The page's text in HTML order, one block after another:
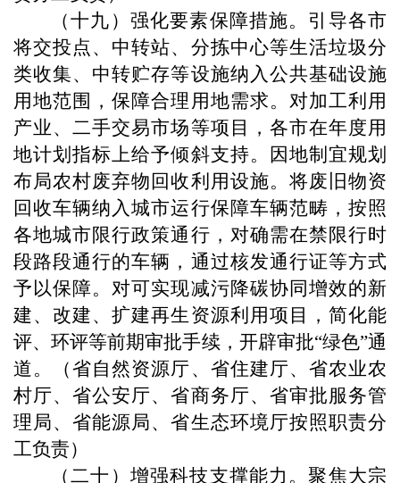
（十九）强化要素保障措施。引导各市
将交投点、中转站、分拣中心等生活垃圾分
类收集、中转贮存等设施纳入公共基础设施
用地范围，保障合理用地需求。对加工利用
产业、二手交易市场等项目，各市在年度用
地计划指标上给予倾斜支持。因地制宜规划
布局农村废弃物回收利用设施。将废旧物资
回收车辆纳入城市运行保障车辆范畴，按照
各地城市限行政策通行，对确需在禁限行时
段路段通行的车辆，通过核发通行证等方式
予以保障。对可实现减污降碳协同增效的新
建、改建、扩建再生资源利用项目，简化能
评、环评等前期审批手续，开辟审批“绿色”通
道。（省自然资源厅、省住建厅、省农业农
村厅、省公安厅、省商务厅、省审批服务管
理局、省能源局、省生态环境厅按照职责分
工负责）
（二十）增强科技支撑能力。聚焦大宗